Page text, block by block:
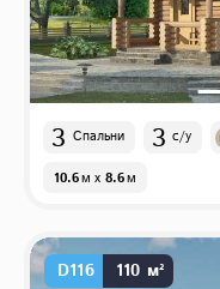
3 Спальни 3 с/у
10.6м x 8.6м
D116
110 м²